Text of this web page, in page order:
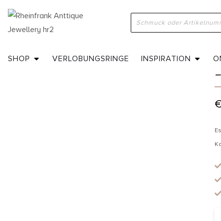
SHOP VERLOBUNGSRINGE INSPIRATION